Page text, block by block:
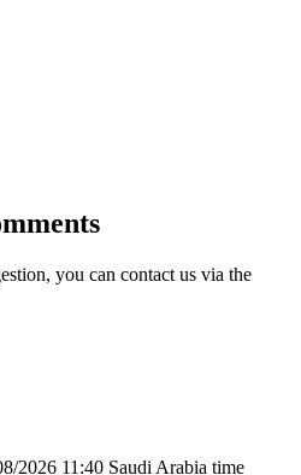
you can contact us via the
2026 11:40 Saudi Arabia time